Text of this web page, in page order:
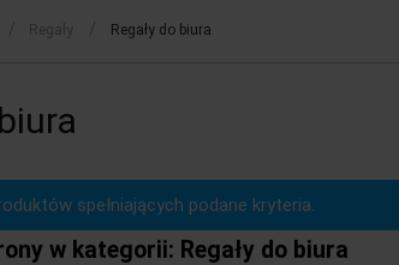
Regały Regały do biura
spełniających podane kryteria.
w kategorii: Regały do biura